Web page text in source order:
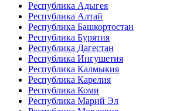
Республика Адыгея
Республика Алтай
Республика Башкортостан
Республика Бурятия
Республика Дагестан
Республика Ингушетия
Республика Калмыкия
Республика Карелия
Республика Коми
Республика Марий Эл